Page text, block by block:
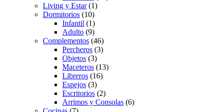
Living y Estar(1)
Dormitorios (10)
Infantil (1)
Adulto (9)
Complementos (46)
Percheros (3)
Objetos (3)
Maceteros (13)
Libreros (16)
Espejos (3)
Escritorios (2)
Arrimos y Consolas (6)